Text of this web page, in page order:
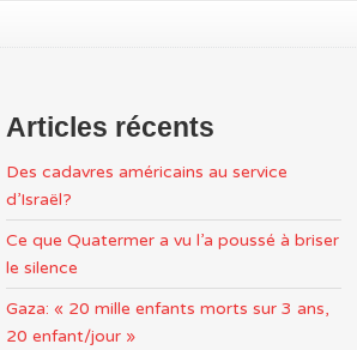
Articles récents
Des cadavres américains au service
d’Israël?
Ce que Quatermer a vu l’a poussé à briser
le silence
Gaza: « 20 mille enfants morts sur 3 ans,
20 enfant/jour »